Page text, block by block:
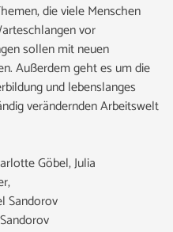
die viele Menschen
vor
sollen mit neuen
Außerdem geht es um die
und lebenslanges
verändernden Arbeitswelt
Göbel, Julia
Sandorov